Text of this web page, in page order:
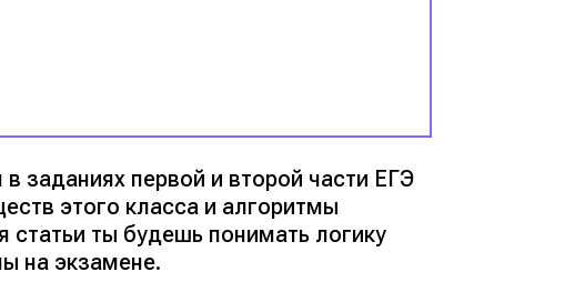
заданиях первой и второй части ЕГЭ
этого класса и алгоритмы
ты будешь понимать логику
на экзамене.